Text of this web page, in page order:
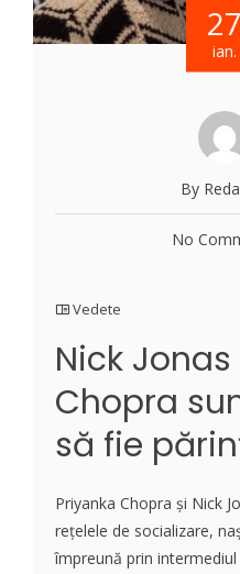
27
ian.
By
No
Vedete
Nick
Chopra
să fie
Priyanka Chopra și Nick
rețelele de socializare,
împreună prin